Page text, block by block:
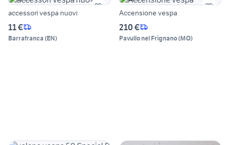
accessori vespa nuovi
11 €
Barrafranca (EN)
Accensione vespa
210 €
Pavullo nel Frignano(MO)